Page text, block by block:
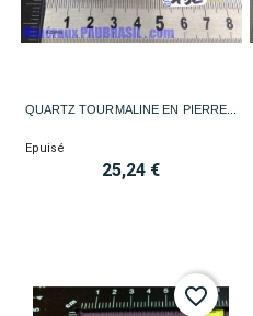
QUARTZ TOURMALINE EN PIERRE...
Epuisé
25,24 €
favorite_border